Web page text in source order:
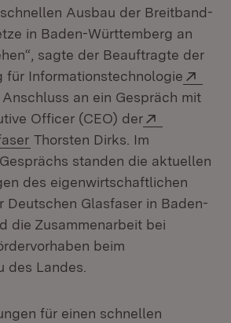
Ausbau der Breitband-
in Baden-Württemberg an
sagte der Beauftragte der
für Informationstechnologie
in neuem Fenster)
Anschluss an ein Gespräch mit
Officer (CEO) der
(Öffnet in neuem Fenster)
Thorsten Dirks. Im
standen die aktuellen
des eigenwirtschaftlichen
Deutschen Glasfaser in Baden-
die Zusammenarbeit bei
beim
des Landes.
für einen schnellen